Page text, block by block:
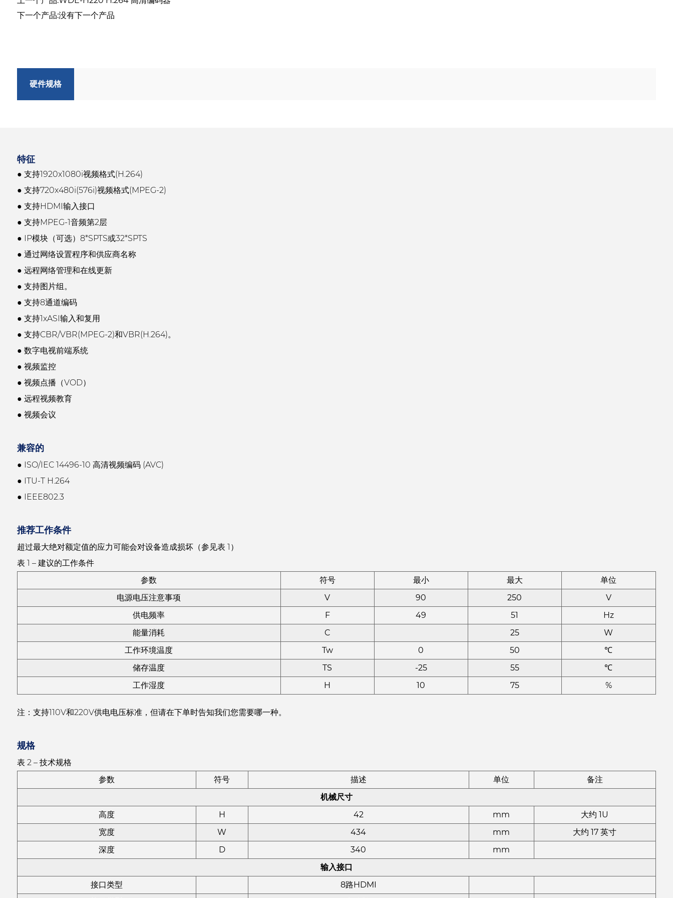
下一个产品:没有下一个产品
硬件规格
特征
● 支持1920x1080i视频格式(H.264)
● 支持720x480i(576i)视频格式(MPEG-2)
● 支持HDMI输入接口
● 支持MPEG-1音频第2层
● IP模块（可选）8*SPTS或32*SPTS
● 通过网络设置程序和供应商名称
● 远程网络管理和在线更新
● 支持图片组。
● 支持8通道编码
● 支持1xASI输入和复用
● 支持CBR/VBR(MPEG-2)和VBR(H.264)。
● 数字电视前端系统
● 视频监控
● 视频点播（VOD）
● 远程视频教育
● 视频会议
兼容的
● ISO/IEC 14496-10 高清视频编码 (AVC)
● ITU-T H.264
● IEEE802.3
推荐工作条件
超过最大绝对额定值的应力可能会对设备造成损坏（参见表 1）
表 1 – 建议的工作条件
参数
符号 最小 最大
单位
电源电压注意事项
V 90 250
V
供电频率
F 49 51
Hz
能量消耗
C 25
W
工作环境温度
Tw 0 50
℃
储存温度
TS -25 55
℃
工作湿度
H 10 75 %
注：支持110V和220V供电电压标准，但请在下单时告知我们您需要哪一种。
规格
表 2 – 技术规格
参数
符号 描述 单位
备注
机械尺寸
高度
H 42 mm
大约 1U
宽度
W 434 mm
大约 17 英寸
深度
D 340
mm
输入接口
接口类型
8路HDMI